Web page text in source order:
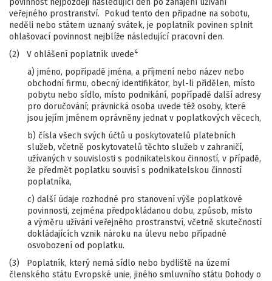
povinnost nejpozději následující den po zahájení užívání
veřejného prostranství. Pokud tento den připadne na sobotu,
neděli nebo státem uznaný svátek, je poplatník povinen splnit
ohlašovací povinnost nejblíže následující pracovní den.
(2) V ohlášení poplatník uvede4
a) jméno, popřípadě jména, a příjmení nebo název nebo
obchodní firmu, obecný identifikátor, byl-li přidělen, místo
pobytu nebo sídlo, místo podnikání, popřípadě další adresy
pro doručování; právnická osoba uvede též osoby, které
jsou jejím jménem oprávněny jednat v poplatkových věcech,
b) čísla všech svých účtů u poskytovatelů platebních
služeb, včetně poskytovatelů těchto služeb v zahraničí,
užívaných v souvislosti s podnikatelskou činností, v případě,
že předmět poplatku souvisí s podnikatelskou činností
poplatníka,
c) další údaje rozhodné pro stanovení výše poplatkové
povinnosti, zejména předpokládanou dobu, způsob, místo
a výměru užívání veřejného prostranství, včetně skutečností
dokládajících vznik nároku na úlevu nebo případné
osvobození od poplatku.
(3) Poplatník, který nemá sídlo nebo bydliště na území
členského státu Evropské unie, jiného smluvního státu Dohody o